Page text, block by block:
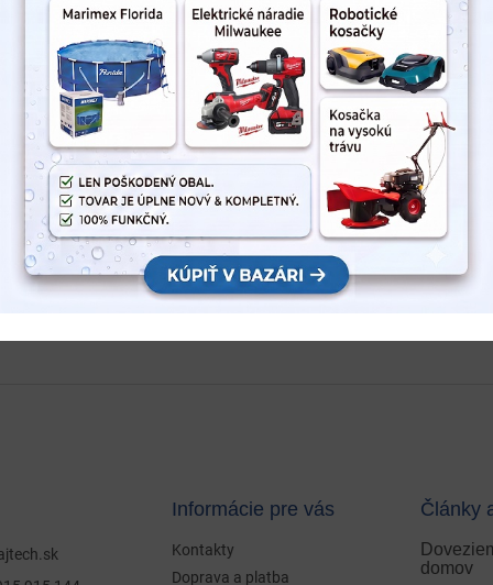
Informácie pre vás
Kontakty
Doprava a platba
Články
domov